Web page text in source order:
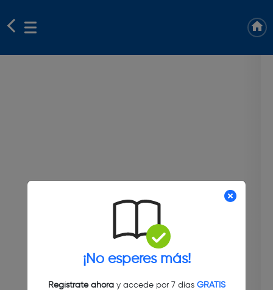
¡No esperes más!
Regístrate ahoray accede por 7 días GRATIS